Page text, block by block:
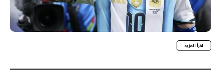
اقرأ المزيد